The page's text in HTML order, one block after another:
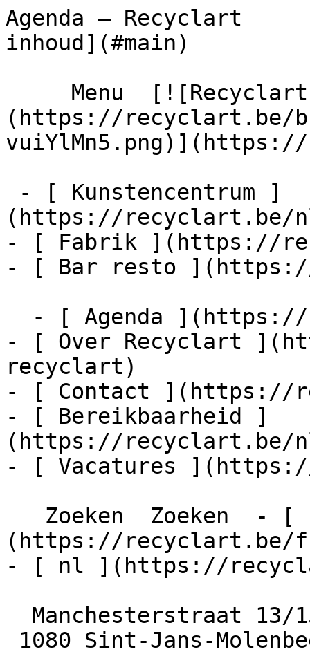
Agenda –
inhoud](#main)
(https://recyclart.be/
(https://recyclart.be/
- [ Fabrik ](https://
- [ Bar resto
- [ Over Recyclart
recyclart)
- [ Contact ](https://
- [ Bereikbaarheid ]
(https://recyclart.be/
- [ Vacatures
(https://recyclart.be/
- [ nl ](https://